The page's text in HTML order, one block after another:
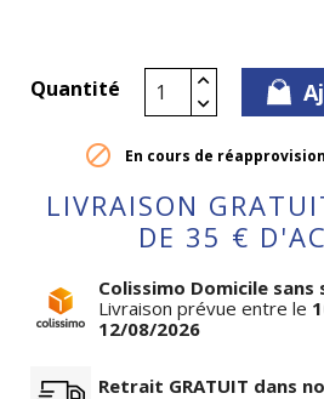
Quantité
 En cours de
LIVRAISON
DE 35 €
Colissimo Domicile
Livraison prévue entre le
12/08/2026
Retrait GRATUIT dans